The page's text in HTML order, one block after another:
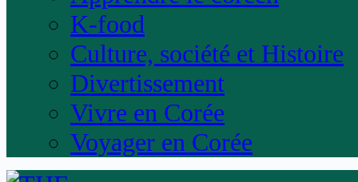
K-food
Culture, société et Histoire
Divertissement
Vivre en Corée
Voyager en Corée